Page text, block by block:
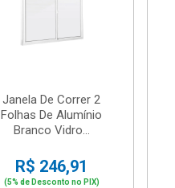
Janela De Correr 2
Folhas De Alumínio
Branco Vidro...
R$ 246,91
(5% de Desconto no PIX)